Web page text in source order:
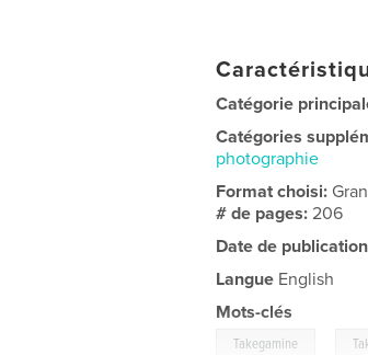
Catégorie
Catégories
photographie
Format choisi:
# de pages:206
Date de
Langue English
Mots-clés
Takegamine